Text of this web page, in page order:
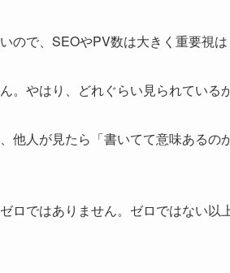
で、SEOやPV数は大きく重要視は
。やはり、どれぐらい見られている
他人が見たら「書いてて意味あるの
ロではありません。ゼロではない以